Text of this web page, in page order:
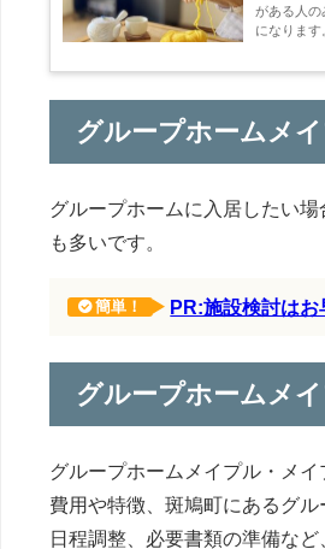
がある人の
になります
グループホームメ
グループホームに入居したい
も多いです。
簡単！ PR:施設検討は
グループホームメ
グループホームメイプル・メ
費用や特徴、斑鳩町にあるグ
日程調整、必要書類の準備な